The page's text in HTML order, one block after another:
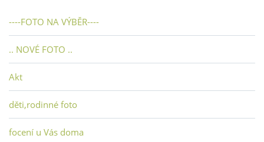
----FOTO NA VÝBĚR----
.. NOVÉ FOTO ..
Akt
děti,rodinné foto
focení u Vás doma